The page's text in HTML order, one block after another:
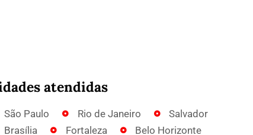
atendidas
São Paulo Rio de Janeiro
Salvador
Brasília
Fortaleza Belo Horizonte